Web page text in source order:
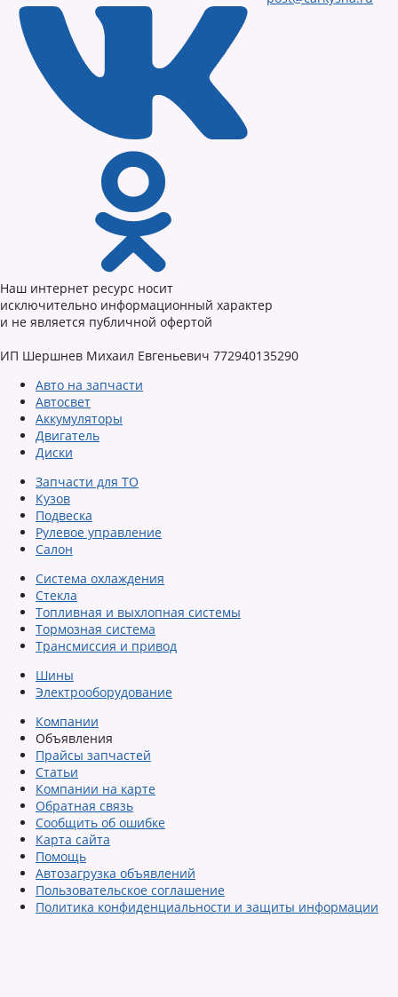
Наш интернет ресурс носит
исключительно информационный характер
и не является публичной офертой
ИП Шершнев Михаил Евгеньевич 772940135290
Авто на запчасти
Автосвет
Аккумуляторы
Двигатель
Диски
Запчасти для ТО
Кузов
Подвеска
Рулевое управление
Салон
Система охлаждения
Стекла
Топливная и выхлопная системы
Тормозная система
Трансмиссия и привод
Шины
Электрооборудование
Компании
Объявления
Прайсы запчастей
Статьи
Компании на карте
Обратная связь
Сообщить об ошибке
Карта сайта
Помощь
Автозагрузка объявлений
Пользовательское соглашение
Политика конфиденциальности и защиты информации